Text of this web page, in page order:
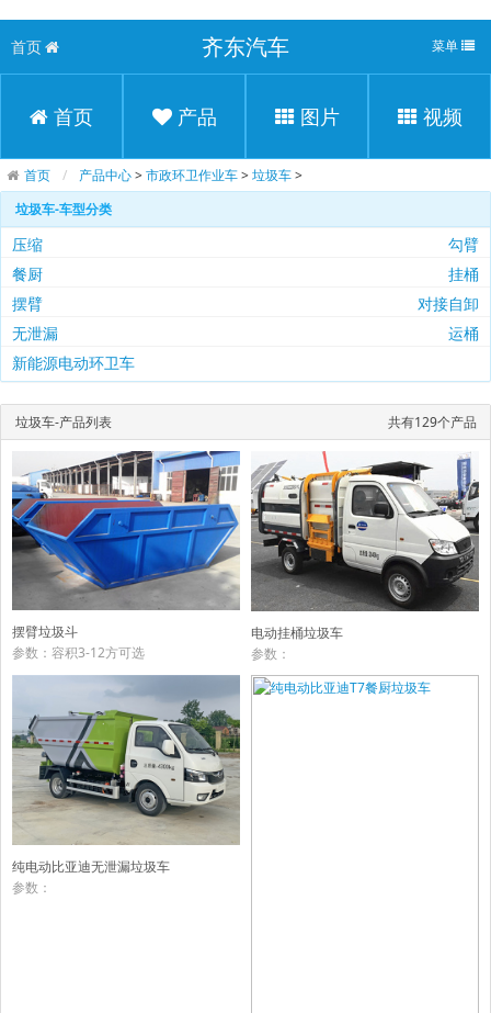
首页 齐东汽车 菜单
首页 产品 图片 视频
首页 产品中心>市政环卫作业车>垃圾车>
垃圾车-车型分类
压缩
勾臂
餐厨
挂桶
摆臂
对接自卸
无泄漏
运桶
新能源电动环卫车
垃圾车-产品列表 共有129个产品
摆臂垃圾斗
参数：容积3-12方可选
电动挂桶垃圾车
参数：
纯电动比亚迪无泄漏垃圾车
参数：